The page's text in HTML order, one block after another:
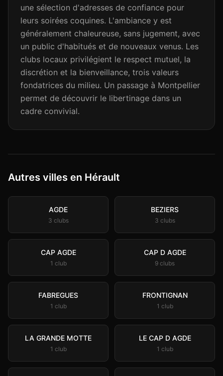
une sélection d'adresses de confiance pour
leurs soirées coquines. L'ambiance y est
généralement chaleureuse, sans jugement, avec
un public d'habitués et de nouveaux venus. Les
clubs locaux privilégient le respect mutuel, la
discrétion et la bienveillance, trois valeurs
fondatrices du milieu. Un passage à Montpellier
permet de découvrir le libertinage dans un
cadre convivial.
Autres villes en Hérault
AGDE
3 clubs
BEZIERS
3 clubs
CAP AGDE
1 club
CAP D AGDE
9 clubs
FABREGUES
1 club
FRONTIGNAN
1 club
LA GRANDE MOTTE
1 club
LE CAP D AGDE
1 club